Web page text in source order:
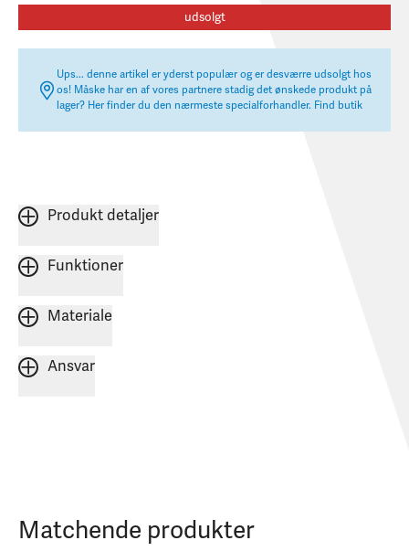
udsolgt
Ups... denne artikel er yderst populær og er desværre udsolgt hos
os! Måske har en af vores partnere stadig det ønskede produkt på
lager? Her finder du den nærmeste specialforhandler. Find butik
Produkt detaljer
Funktioner
Materiale
Ansvar
Matchende produkter